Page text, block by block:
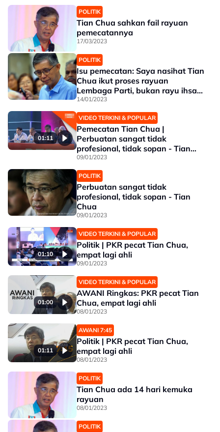
POLITIK
Tian Chua sahkan fail rayuan
pemecatannya
17/03/2023
POLITIK
Isu pemecatan: Saya nasihat Tian
Chua ikut proses rayuan
Lembaga Parti, bukan rayu ihsan
Presiden - Rafizi
14/01/2023
01:11
VIDEO TERKINI & POPULAR
Pemecatan Tian Chua |
Perbuatan sangat tidak
profesional, tidak sopan - Tian
Chua
09/01/2023
POLITIK
Perbuatan sangat tidak
profesional, tidak sopan - Tian
Chua
09/01/2023
01:10
VIDEO TERKINI & POPULAR
Politik | PKR pecat Tian Chua,
empat lagi ahli
09/01/2023
01:00
VIDEO TERKINI & POPULAR
AWANI Ringkas: PKR pecat Tian
Chua, empat lagi ahli
08/01/2023
01:11
AWANI 7:45
Politik | PKR pecat Tian Chua,
empat lagi ahli
08/01/2023
POLITIK
Tian Chua ada 14 hari kemuka
rayuan
08/01/2023
POLITIK